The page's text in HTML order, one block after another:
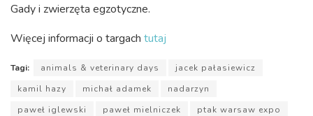
Gady i zwierzęta egzotyczne.
Więcej informacji o targach tutaj
Tagi: animals & veterinary days
jacek pałasiewicz
kamil hazy
michał adamek
nadarzyn
paweł iglewski
paweł mielniczek ptak warsaw expo